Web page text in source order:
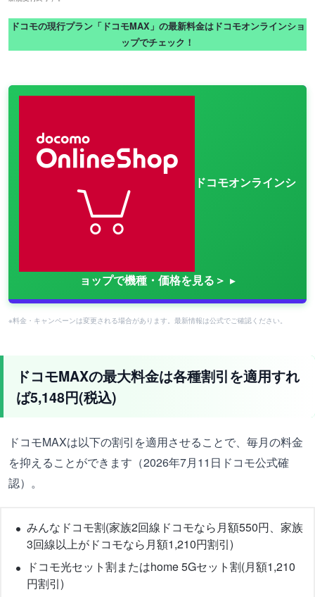
ドコモの現行プラン「ドコモMAX」の最新料金はドコモオンラインショ
ップでチェック！
ドコモオンラインシ
ョップで機種・価格を見る＞
※料金・キャンペーンは変更される場合があります。最新情報は公式でご確認ください。
ドコモMAXの最大料金は各種割引を適用すれ
ば5,148円(税込)
ドコモMAXは以下の割引を適用させることで、毎月の料金
を抑えることができます（2026年7月11日ドコモ公式確
認）。
みんなドコモ割(家族2回線ドコモなら月額550円、家族
3回線以上がドコモなら月額1,210円割引)
ドコモ光セット割またはhome 5Gセット割(月額1,210
円割引)